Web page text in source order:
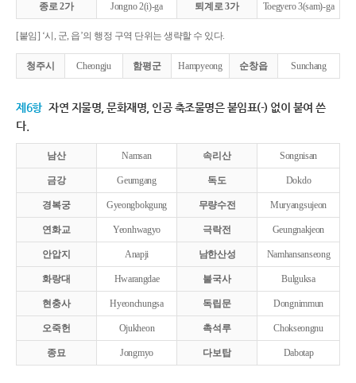
종로 2가 Jongno 2(i)-ga 퇴계로 3가 Toegyero 3(sam)-ga
[붙임] ‘시, 군, 읍’의 행정 구역 단위는 생략할 수 있다.
청주시 Cheongju 함평군 Hampyeong 순창읍 Sunchang
제6항 자연 지물명, 문화재명, 인공 축조물명은 붙임표(-) 없이 붙여 쓴
다.
남산 Namsan 속리산 Songnisan
금강 Geumgang 독도 Dokdo
경복궁 Gyeongbokgung 무량수전 Muryangsujeon
연화교 Yeonhwagyo 극락전 Geungnakjeon
안압지 Anapji 남한산성 Namhansanseong
화랑대 Hwarangdae 불국사 Bulguksa
현충사 Hyeonchungsa 독립문 Dongnimmun
오죽헌 Ojukheon 촉석루 Chokseongnu
종묘 Jongmyo 다보탑 Dabotap